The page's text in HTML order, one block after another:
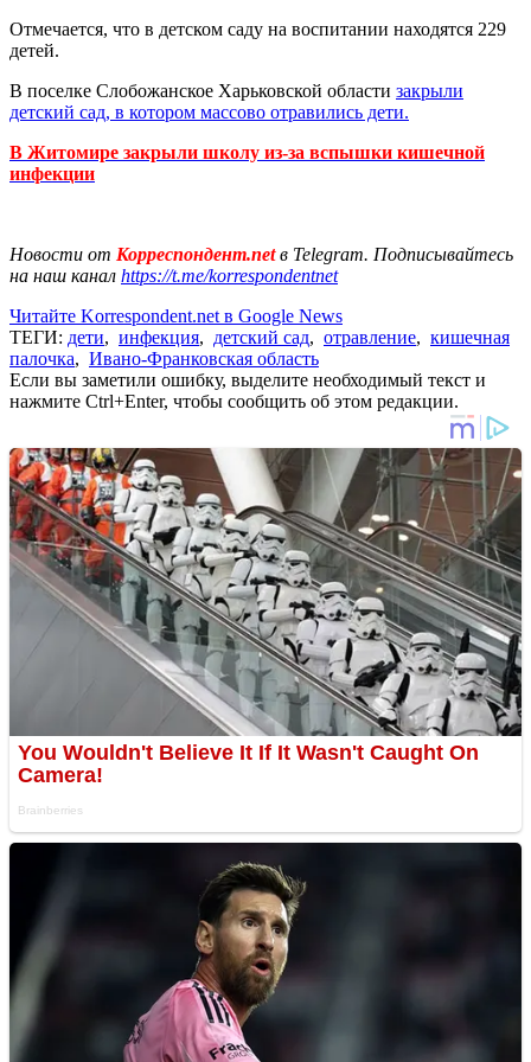
Отмечается, что в детском саду на воспитании находятся 229
детей.
В поселке Слобожанское Харьковской области закрыли
детский сад, в котором массово отравились дети.
В Житомире закрыли школу из-за вспышки кишечной
инфекции
Новости от Корреспондент.netв Telegram. Подписывайтесь
на наш канал https://t.me/korrespondentnet
Читайте Korrespondent.net в Google News
ТЕГИ: дети, инфекция, детский сад, отравление, кишечная
палочка, Ивано-Франковская область
Если вы заметили ошибку, выделите необходимый текст и
нажмите Ctrl+Enter, чтобы сообщить об этом редакции.